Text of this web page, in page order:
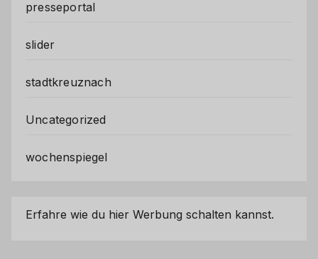
presseportal
slider
stadtkreuznach
Uncategorized
wochenspiegel
Erfahre wie du hier Werbung schalten kannst.